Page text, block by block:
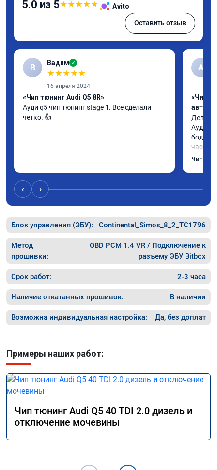
5.0 из 5★★★★★ Avito
Оставить отзыв
В Вадим ✓
★★★★★
16 апреля 2024
«Чип тюнинг Audi Q5 8R»
Ауди q5 чип тюнинг stage 1. Все сделали
четко. 👍
А
«Чип
Делал
как
Читать
‹ ›
Блок управления (ЭБУ): Continental_Simos_8_2_TC1796
Метод
прошивки:
OBD PCM 1.4 VR / Подключение к
разъему ЭБУ Bitbox
Срок работ: 2-3 часа
Наличие откатанных прошивок: В наличии
Возможна индивидуальная настройка: Да, без доплат
Примеры наших работ:
Чип тюнинг Audi Q5 40 TDI 2.0 дизель и
отключение мочевины